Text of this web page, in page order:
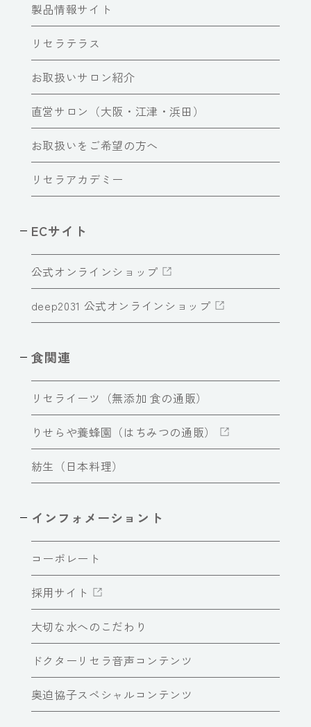
製品情報サイト
リセラテラス
お取扱いサロン紹介
直営サロン（大阪・江津・浜田）
お取扱いをご希望の方へ
リセラアカデミー
ECサイト
公式オンラインショップ
deep2031 公式オンラインショップ
食関連
リセライーツ（無添加 食の通販）
りせらや養蜂園（はちみつの通販）
紡生（日本料理）
インフォメーショント
コーポレート
採用サイト
大切な水へのこだわり
ドクターリセラ音声コンテンツ
奥迫協子スペシャルコンテンツ